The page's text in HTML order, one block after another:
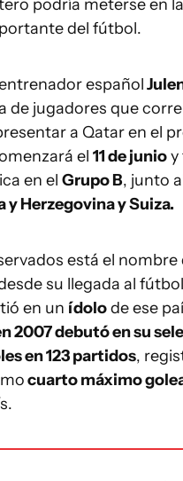
podría meterse en
del fútbol.
español
de jugadores que
a Qatar en el
el 11 de junioy
en el Grupo B, junto
y Herzegovina y Suiza.
está el nombre
su llegada al
en un ídolode ese
2007 debutó en su
en 123 partidos,
cuarto máximo